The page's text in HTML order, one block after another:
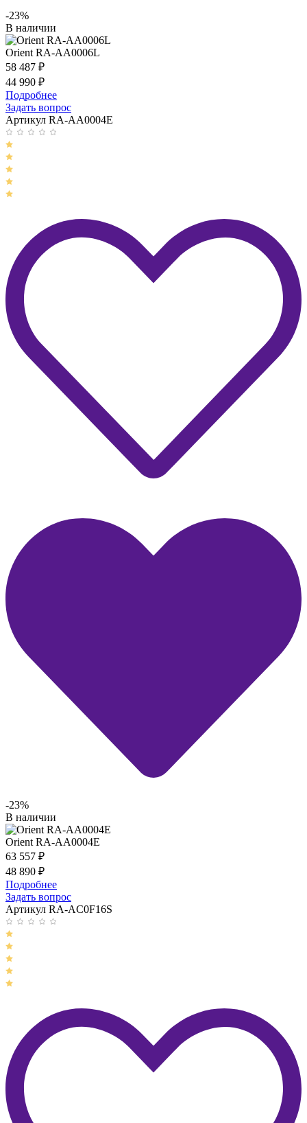
-23%
В наличии
Orient RA-AA0006L
58 487 ₽
44 990 ₽
Подробнее
Задать вопрос
Артикул RA-AA0004E
-23%
В наличии
Orient RA-AA0004E
63 557 ₽
48 890 ₽
Подробнее
Задать вопрос
Артикул RA-AC0F16S